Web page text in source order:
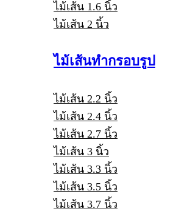
ไม้เส้น 1.6 นิ้ว
ไม้เส้น 2 นิ้ว
ไม้เส้นทำกรอบรูป
ไม้เส้น 2.2 นิ้ว
ไม้เส้น 2.4 นิ้ว
ไม้เส้น 2.7 นิ้ว
ไม้เส้น 3 นิ้ว
ไม้เส้น 3.3 นิ้ว
ไม้เส้น 3.5 นิ้ว
ไม้เส้น 3.7 นิ้ว